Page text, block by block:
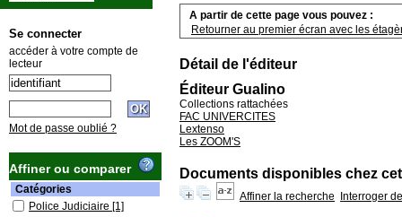
A partir de cette page vous pouvez :
Retourner au premier écran avec les
Détail de l'éditeur
Éditeur Gualino
Collections rattachées
FAC UNIVERCITES
Lextenso
Les ZOOM'S
Documents disponibles chez
Affiner la recherche Interroger
Se connecter
accéder à votre compte de
lecteur
Mot de passe oublié ?
Affiner ou comparer
Catégories
Police Judiciaire [1]